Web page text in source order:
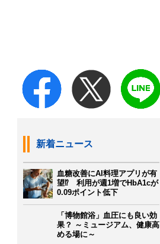
新着ニュース
血糖改善にAI料理アプリが有
望⁉ 利用が週1増でHbA1cが
0.09ポイント低下
「博物館浴」血圧にも良い効
果？ ～ミュージアム、健康高
める場に～